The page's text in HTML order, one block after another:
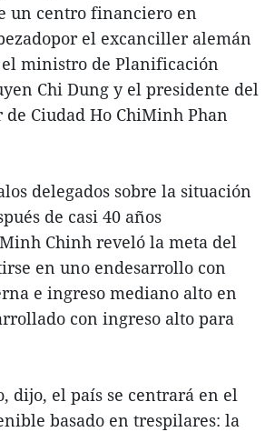
un centro financiero en
el excanciller alemán
ministro de Planificación
Chi Dung y el presidente del
de Ciudad Ho ChiMinh Phan
delegados sobre la situación
de casi 40 años
Chinh reveló la meta del
en uno endesarrollo con
e ingreso mediano alto en
con ingreso alto para
dijo, el país se centrará en el
basado en trespilares: la